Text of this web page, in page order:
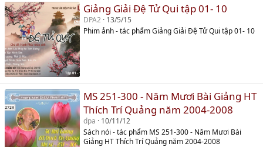
Giảng Giải Đệ Tử Qui tập 01- 10
DPA2 13/5/15
Phim ảnh - tác phẩm Giảng Giải Đệ Tử Qui tập 01- 10
MS 251-300 - Năm Mươi Bài Giảng HT
Thích Trí Quảng năm 2004-2008
dpa
10/11/12
Sách nói - tác phẩm MS 251-300 - Năm Mươi Bài
Giảng HT Thích Trí Quảng năm 2004-2008